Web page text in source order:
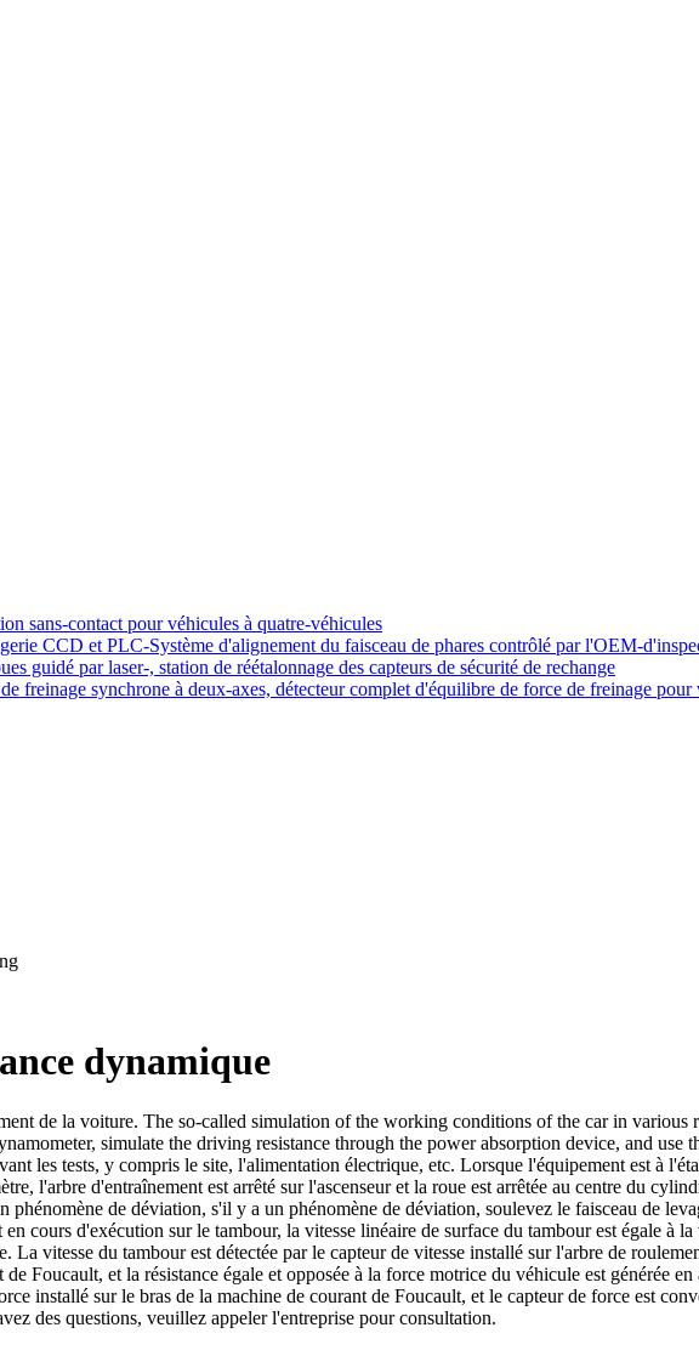
dynamique
de la voiture. The so-called simulation of the working conditions of the car in
simulate the driving resistance through the power absorption device, and use
les tests, y compris le site, l'alimentation électrique, etc. Lorsque l'équipement est à
l'arbre d'entraînement est arrêté sur l'ascenseur et la roue est arrêtée au centre du
de déviation, s'il y a un phénomène de déviation, soulevez le faisceau de
cours d'exécution sur le tambour, la vitesse linéaire de surface du tambour est égale à
vitesse du tambour est détectée par le capteur de vitesse installé sur l'arbre de
Foucault, et la résistance égale et opposée à la force motrice du véhicule est générée
installé sur le bras de la machine de courant de Foucault, et le capteur de force est
des questions, veuillez appeler l'entreprise pour consultation.